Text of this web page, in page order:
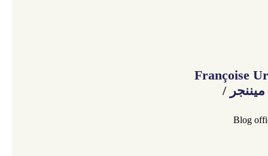
Françoise
/
Blog